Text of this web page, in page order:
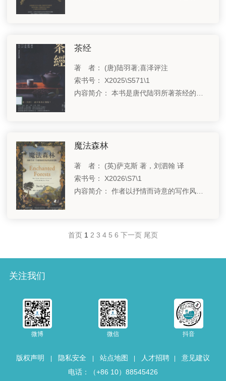
茶经
著 者： (唐)陆羽著;喜泽评注
索书号： X2025\S571\1
内容简介： 本书是唐代陆羽所著茶经的现代通俗译注本，在保留原著的完整结构基础上，提供白话译文、注释与生活化点评，侧重茶道与日常生活的融合，强调“日用即道”。
魔法森林
著 者： (英)萨克斯 著，刘泗翰 译
索书号： X2026\S7\1
内容简介： 作者以抒情而诗意的写作风格，带领我们饱览森林超越时间、丰饶而神秘的样貌，激发我们感受森林魅力与灵性的同时，也为当代生态书写开启了全新的情感、知识与环境的视角。
首页 1 2 3 4 5 6 下一页 尾页
关注我们
微博 微信 抖音
版权声明 隐私安全 站点地图 人才招聘
意见建议
电话：（+86 10）88545426